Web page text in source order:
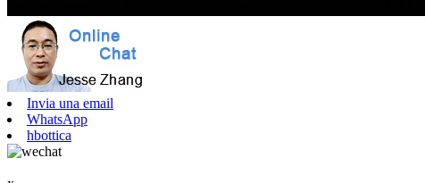
Invia una email
WhatsApp
hbottica